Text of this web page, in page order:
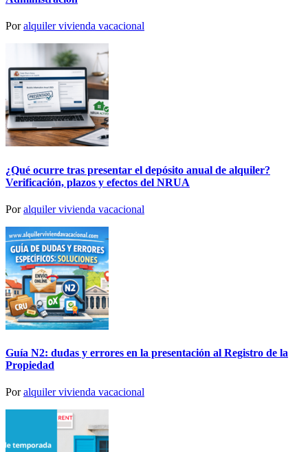
Poralquiler vivienda vacacional
¿Qué ocurre tras presentar el depósito anual de alquiler?
Verificación, plazos y efectos del NRUA
Poralquiler vivienda vacacional
Guía N2: dudas y errores en la presentación al Registro de la
Propiedad
Poralquiler vivienda vacacional